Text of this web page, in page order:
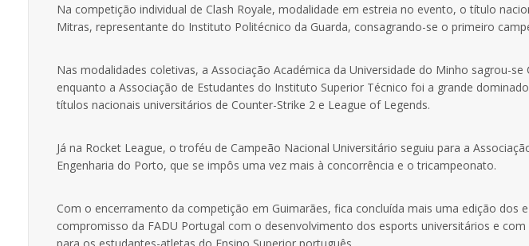
Na competição individual de Clash Royale, modalidade em estreia no evento, o título
Mitras, representante do Instituto Politécnico da Guarda, consagrando-se o primeiro
Nas modalidades coletivas, a Associação Académica da Universidade do Minho sagrou-
enquanto a Associação de Estudantes do Instituto Superior Técnico foi a grande
títulos nacionais universitários de Counter-Strike 2 e League of Legends.
Já na Rocket League, o troféu de Campeão Nacional Universitário seguiu para a
Engenharia do Porto, que se impôs uma vez mais à concorrência e o tricampeonato.
Com o encerramento da competição em Guimarães, fica concluída mais uma edição dos
compromisso da FADU Portugal com o desenvolvimento dos esports universitários e